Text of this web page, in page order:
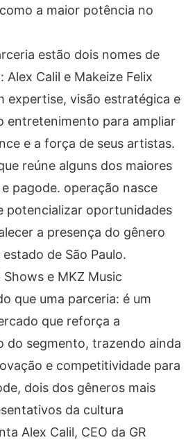
a maior potência no
estão dois nomes de
Alex Calil e Makeize Felix
expertise, visão estratégica e
entretenimento para ampliar
e a força de seus artistas.
reúne alguns dos maiores
pagode. operação nasce
potencializar oportunidades
a presença do gênero
de São Paulo.
Shows e MKZ Music
que uma parceria: é um
que reforça a
do segmento, trazendo ainda
e competitividade para
dois dos gêneros mais
da cultura
Alex Calil, CEO da GR